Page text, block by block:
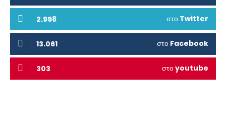
2.998 στο Twitter
13.061 στο Facebook
303 στοyoutube